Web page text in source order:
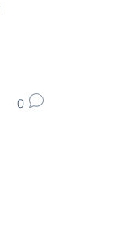
0